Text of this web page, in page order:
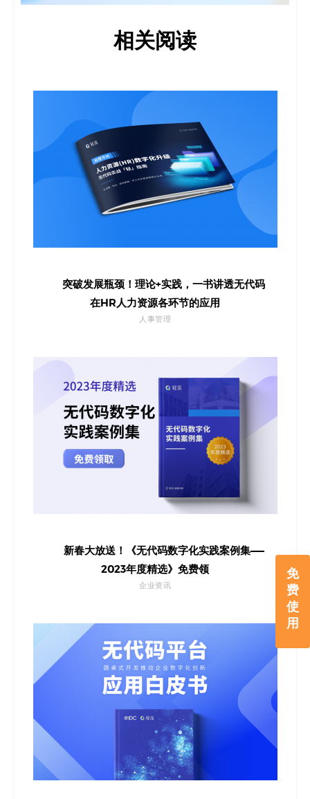
免
费
使
用
相关阅读
突破发展瓶颈！理论+实践，一书讲透无代码
在HR人力资源各环节的应用
人事管理
新春大放送！《无代码数字化实践案例集——
2023年度精选》免费领
企业资讯